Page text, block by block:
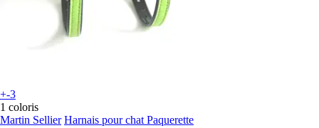
+-3
1 coloris
Martin Sellier Harnais pour chat Paquerette